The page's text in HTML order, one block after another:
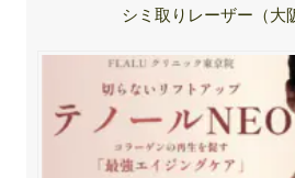
シミ取りレーザー（大